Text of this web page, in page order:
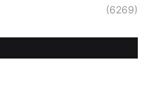
(6269)